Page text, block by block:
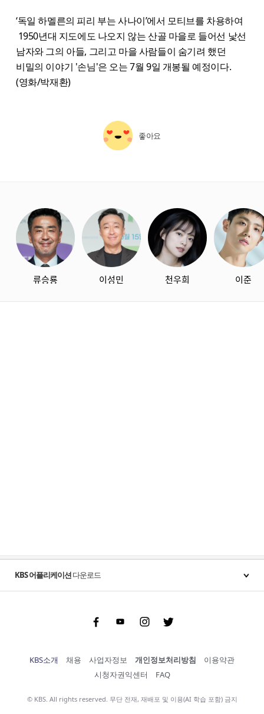
‘독일 하멜른의 피리 부는 사나이’에서 모티브를 차용하여
1950년대 지도에도 나오지 않는 산골 마을로 들어선 낯선
남자와 그의 아들, 그리고 마을 사람들이 숨기려 했던
비밀의 이야기 '손님'은 오는 7월 9일 개봉될 예정이다.
(영화/박재환)
좋아요
류승룡 이성민 천우희 이준
KBS 어플리케이션다운로드
FacebookYoutubeInstgram Twitter
KBS소개 채용 사업자정보 개인정보처리방침
이용약관
시청자권익센터
FAQ
© KBS. All rights reserved. 무단 전재, 재배포 및 이용(AI 학습 포함) 금지